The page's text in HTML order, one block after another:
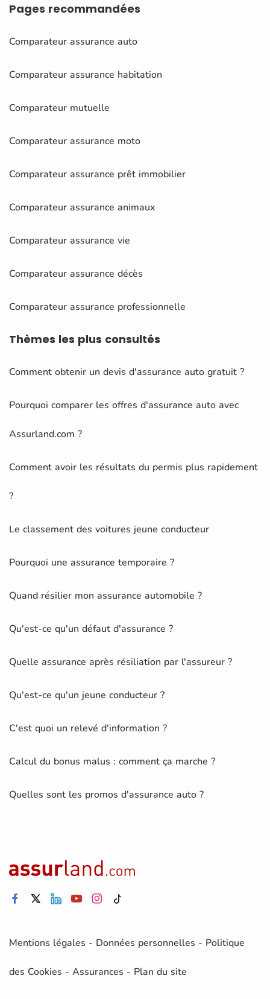
Pages recommandées
Comparateur assurance auto
Comparateur assurance habitation
Comparateur mutuelle
Comparateur assurance moto
Comparateur assurance prêt immobilier
Comparateur assurance animaux
Comparateur assurance vie
Comparateur assurance décès
Comparateur assurance professionnelle
Thèmes les plus consultés
Comment obtenir un devis d'assurance auto gratuit ?
Pourquoi comparer les offres d'assurance auto avec
Assurland.com ?
Comment avoir les résultats du permis plus rapidement
?
Le classement des voitures jeune conducteur
Pourquoi une assurance temporaire ?
Quand résilier mon assurance automobile ?
Qu'est-ce qu'un défaut d'assurance ?
Quelle assurance après résiliation par l'assureur ?
Qu'est-ce qu'un jeune conducteur ?
C'est quoi un relevé d'information ?
Calcul du bonus malus : comment ça marche ?
Quelles sont les promos d'assurance auto ?
Mentions légales - Données personnelles - Politique
des Cookies - Assurances - Plan du site